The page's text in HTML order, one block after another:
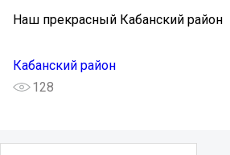
Наш прекрасный Кабанский район
Кабанский район
128